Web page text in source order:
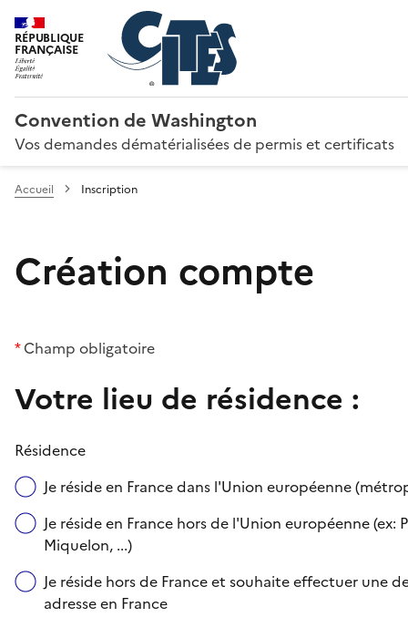
RÉPUBLIQUE
FRANÇAISE
Convention de Washington
Vos demandes dématérialisées de permis et certificats
Accueil Inscription
Création compte
*Champ obligatoire
Votre lieu de résidence :
Résidence
Je réside en France dans l'Union européenne
Je réside en France hors de l'Union européenne
Miquelon, ...)
Je réside hors de France et souhaite effectuer une
adresse en France